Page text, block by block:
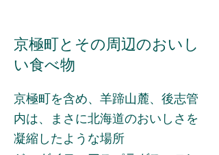
​京極町とその周辺のおいし
い食べ物
京極町を含め、羊蹄山麓、後志管
内は、まさに北海道のおいしさを
凝縮したような場所